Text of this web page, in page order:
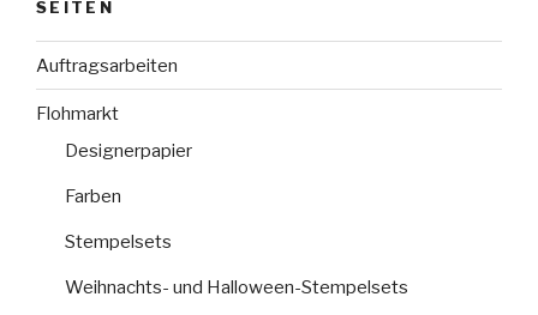
SEITEN
Auftragsarbeiten
Flohmarkt
Designerpapier
Farben
Stempelsets
Weihnachts- und Halloween-Stempelsets